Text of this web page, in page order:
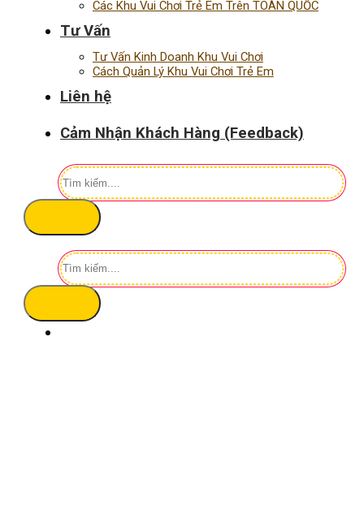
Các Khu Vui Chơi Trẻ Em Trên TOÀN QUỐC
Tư Vấn
Tư Vấn Kinh Doanh Khu Vui Chơi
Cách Quản Lý Khu Vui Chơi Trẻ Em
Liên hệ
Cảm Nhận Khách Hàng (Feedback)
Tìm
kiếm:
Tìm
kiếm: